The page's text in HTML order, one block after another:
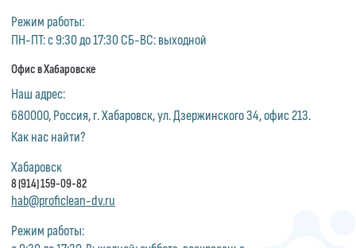
Режим работы:
ПН-ПТ: с 9:30 до 17:30 СБ-ВС: выходной
Офис в Хабаровске
Наш адрес:
680000, Россия, г. Хабаровск, ул. Дзержинского 34, офис 213.
Как нас найти?
Хабаровск
8 (914) 159-09-82
hab@proficlean-dv.ru
Режим работы: